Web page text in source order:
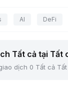
AI DeFi
Tất cả tại
dịch 0 Tất cả